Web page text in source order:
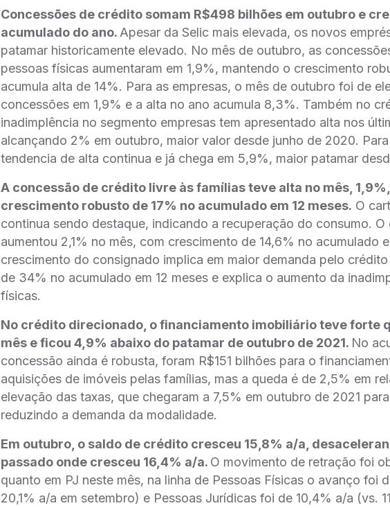
Concessões de crédito somam R$498 bilhões em outubro e
acumulado do ano. Apesar da Selic mais elevada, os novos
patamar historicamente elevado. No mês de outubro, as
pessoas físicas aumentaram em 1,9%, mantendo o crescimento
acumula alta de 14%. Para as empresas, o mês de outubro foi de
concessões em 1,9% e a alta no ano acumula 8,3%. Também no
inadimplência no segmento empresas tem apresentado alta nos
alcançando 2% em outubro, maior valor desde junho de 2020.
tendencia de alta continua e já chega em 5,9%, maior patamar
A concessão de crédito livre às famílias teve alta no mês,
crescimento robusto de 17% no acumulado em 12 meses. O
continua sendo destaque, indicando a recuperação do consumo.
aumentou 2,1% no mês, com crescimento de 14,6% no acumulado
crescimento do consignado implica em maior demanda pelo
de 34% no acumulado em 12 meses e explica o aumento da
físicas.
No crédito direcionado, o financiamento imobiliário teve forte
mês e ficou 4,9% abaixo do patamar de outubro de 2021. No
concessão ainda é robusta, foram R$151 bilhões para o
aquisições de imóveis pelas famílias, mas a queda é de 2,5% em
elevação das taxas, que chegaram a 7,5% em outubro de 2021
reduzindo a demanda da modalidade.
Em outubro, o saldo de crédito cresceu 15,8% a/a,
passado onde cresceu 16,4% a/a. O movimento de retração foi
quanto em PJ neste mês, na linha de Pessoas Físicas o avanço foi
20,1% a/a em setembro) e Pessoas Jurídicas foi de 10,4% a/a (vs.